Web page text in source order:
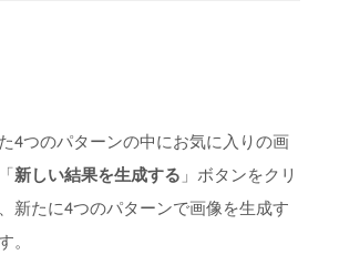
4つのパターンの中にお気に入りの画
新しい結果を生成する 」ボタンをクリ
新たに4つのパターンで画像を生成す
。